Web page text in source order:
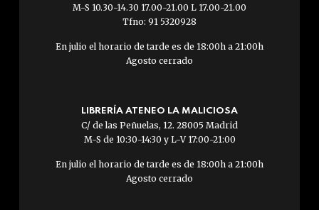
M-S 10.30-14.30 17.00-21.00 L 17.00-21.00
Tfno: 91 5320928
En julio el horario de tarde es de 18:00h a 21:00h
Agosto cerrado
LIBRERÍA ATENEO LA MALICIOSA
C/ de las Peñuelas, 12. 28005 Madrid
M-S de 10:30-14:30 y L-V 17:00-21:00
En julio el horario de tarde es de 18:00h a 21:00h
Agosto cerrado